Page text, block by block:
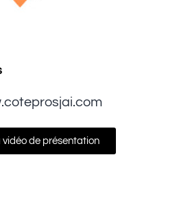
vidéo de présentation